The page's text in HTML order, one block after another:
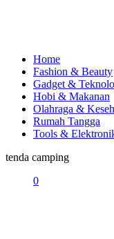
Home
Fashion & Beauty
Gadget &
Hobi & Makanan
Olahraga &
Rumah Tangga
Tools &
tenda camping
0